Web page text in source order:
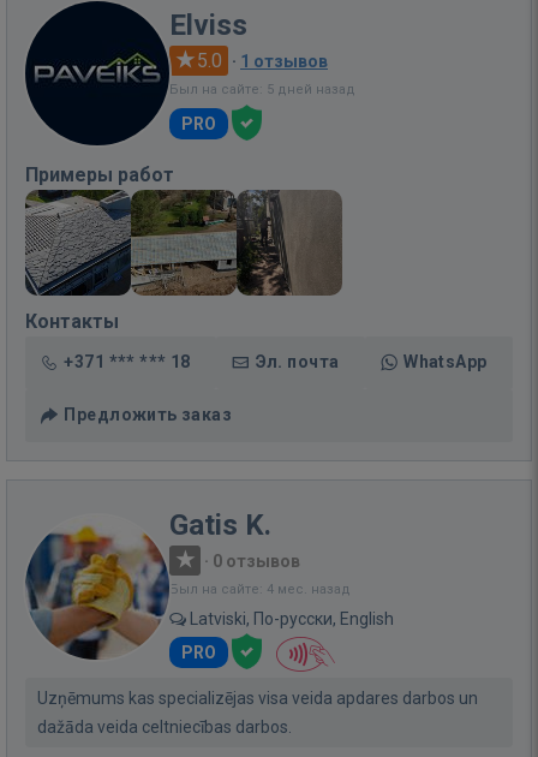
Elviss
5.0 · 1 отзывов
Был на сайте: 5 дней назад
PRO
Примеры работ
Контакты
+371 *** *** 18 Эл. почта WhatsApp
Предложить заказ
Gatis K.
· 0 отзывов
Был на сайте: 4 мес. назад
Latviski, По-русски, English
PRO
Uzņēmums kas specializējas visa veida apdares darbos un
dažāda veida celtniecības darbos.